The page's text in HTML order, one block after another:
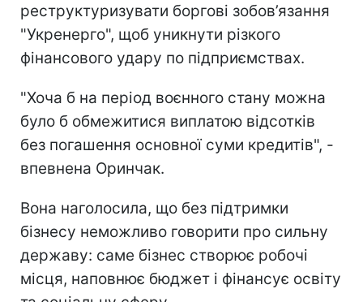
реструктуризувати боргові зобов’язання
"Укренерго", щоб уникнути різкого
фінансового удару по підприємствах.
"Хоча б на період воєнного стану можна
було б обмежитися виплатою відсотків
без погашення основної суми кредитів", -
впевнена Оринчак.
Вона наголосила, що без підтримки
бізнесу неможливо говорити про сильну
державу: саме бізнес створює робочі
місця, наповнює бюджет і фінансує освіту